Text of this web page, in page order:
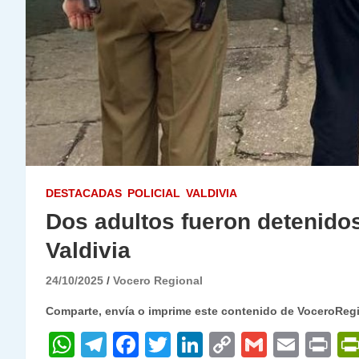
DESTACADAS POLICIAL VALDIVIA
Dos adultos fueron
Valdivia
24/10/2025 Vocero Regional
Comparte, envía o imprime este contenido de
W
T
F
T
Li
C
G
E
P